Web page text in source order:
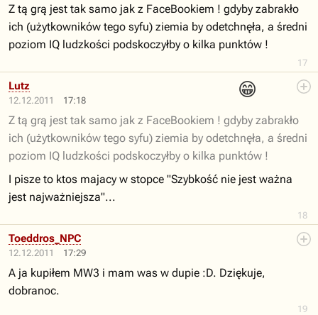
17
Z tą grą jest tak samo jak z FaceBookiem ! gdyby zabrakło
ich (użytkowników tego syfu) ziemia by odetchnęła, a średni
poziom IQ ludzkości podskoczyłby o kilka punktów !
12.12.2011 17:18
😁
18
Lutz
Z tą grą jest tak samo jak z FaceBookiem ! gdyby zabrakło
ich (użytkowników tego syfu) ziemia by odetchnęła, a średni
poziom IQ ludzkości podskoczyłby o kilka punktów !
I pisze to ktos majacy w stopce "Szybkość nie jest ważna
jest najważniejsza"...
12.12.2011 17:29
19
Toeddros_NPC
A ja kupiłem MW3 i mam was w dupie :D. Dziękuje,
dobranoc.